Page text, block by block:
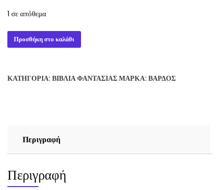
1 σε απόθεμα
ALIENS
ALIEN
ROBERT
Προσθήκη στο καλάθι
ΚΑΤΗΓΟΡΊΑ: ΒΙΒΛΊΑ ΦΑΝΤΑΣΊΑΣΜΆΡΚΑ: ΒΆΡΔΟΣ
Περιγραφή
Περιγραφή